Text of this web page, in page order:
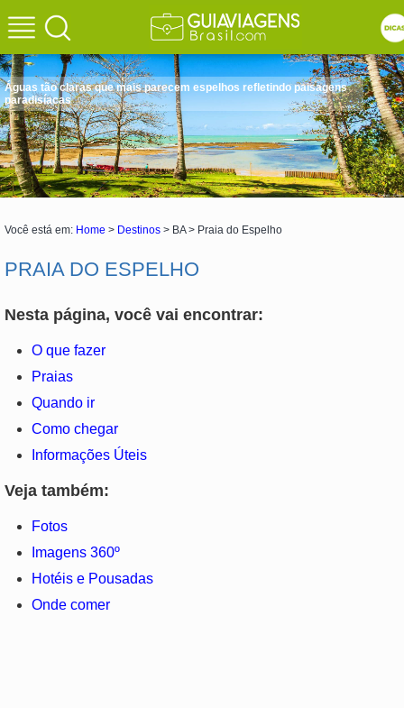
Águas tão claras que mais parecem espelhos refletindo paisagens
paradisíacas
Você está em: Home > Destinos > BA > Praia do Espelho
PRAIA DO ESPELHO
Nesta página, você vai encontrar:
O que fazer
Praias
Quando ir
Como chegar
Informações Úteis
Veja também:
Fotos
Imagens 360º
Hotéis e Pousadas
Onde comer